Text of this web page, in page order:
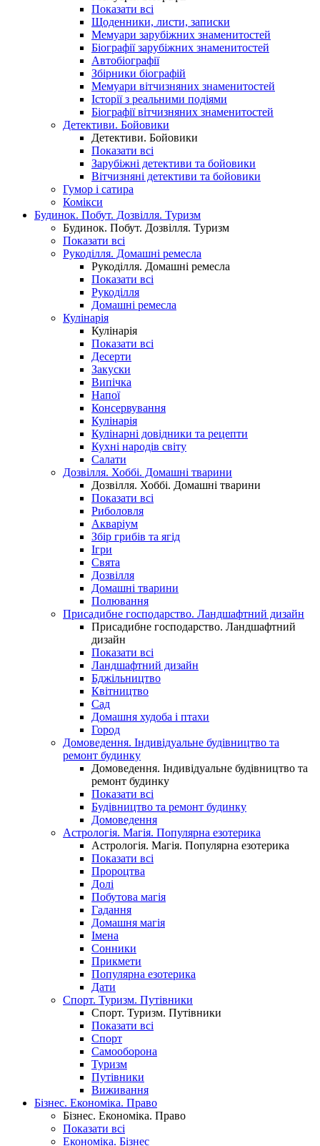
Показати всі
Щоденники, листи, записки
Мемуари зарубіжних знаменитостей
Біографії зарубіжних знаменитостей
Автобіографії
Збірники біографій
Мемуари вітчизняних знаменитостей
Історії з реальними подіями
Біографії вітчизняних знаменитостей
Детективи. Бойовики
Детективи. Бойовики
Показати всі
Зарубіжні детективи та бойовики
Вітчизняні детективи та бойовики
Гумор і сатира
Комікси
Будинок. Побут. Дозвілля. Туризм
Будинок. Побут. Дозвілля. Туризм
Показати всі
Рукоділля. Домашні ремесла
Рукоділля. Домашні ремесла
Показати всі
Рукоділля
Домашні ремесла
Кулінарія
Кулінарія
Показати всі
Десерти
Закуски
Випічка
Напої
Консервування
Кулінарія
Кулінарні довідники та рецепти
Кухні народів світу
Салати
Дозвілля. Хоббі. Домашні тварини
Дозвілля. Хоббі. Домашні тварини
Показати всі
Риболовля
Акваріум
Збір грибів та ягід
Ігри
Свята
Дозвілля
Домашні тварини
Полювання
Присадибне господарство. Ландшафтний дизайн
Присадибне господарство. Ландшафтний
дизайн
Показати всі
Ландшафтний дизайн
Бджільництво
Квітництво
Сад
Домашня худоба і птахи
Город
Домоведення. Індивідуальне будівництво та
ремонт будинку
Домоведення. Індивідуальне будівництво та
ремонт будинку
Показати всі
Будівництво та ремонт будинку
Домоведення
Астрологія. Магія. Популярна езотерика
Астрологія. Магія. Популярна езотерика
Показати всі
Пророцтва
Долі
Побутова магія
Гадання
Домашня магія
Імена
Сонники
Прикмети
Популярна езотерика
Дати
Спорт. Туризм. Путівники
Спорт. Туризм. Путівники
Показати всі
Спорт
Самооборона
Туризм
Путівники
Виживання
Бізнес. Економіка. Право
Бізнес. Економіка. Право
Показати всі
Економіка. Бізнес